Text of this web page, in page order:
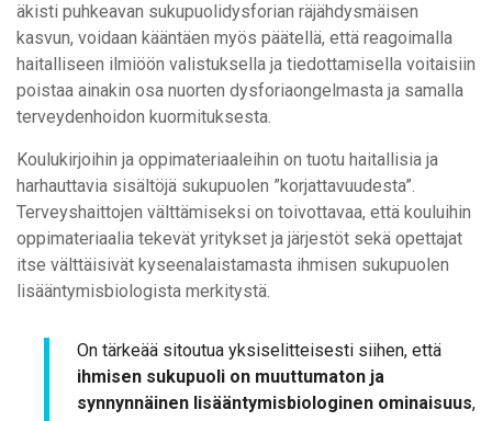
äkisti puhkeavan sukupuolidysforian räjähdysmäisen
kasvun, voidaan kääntäen myös päätellä, että reagoimalla
haitalliseen ilmiöön valistuksella ja tiedottamisella voitaisiin
poistaa ainakin osa nuorten dysforiaongelmasta ja samalla
terveydenhoidon kuormituksesta.
Koulukirjoihin ja oppimateriaaleihin on tuotu haitallisia ja
harhauttavia sisältöjä sukupuolen ”korjattavuudesta”.
Terveyshaittojen välttämiseksi on toivottavaa, että kouluihin
oppimateriaalia tekevät yritykset ja järjestöt sekä opettajat
itse välttäisivät kyseenalaistamasta ihmisen sukupuolen
lisääntymisbiologista merkitystä.
On tärkeää sitoutua yksiselitteisesti siihen, että
ihmisen sukupuoli on muuttumaton ja
synnynnäinen lisääntymisbiologinen ominaisuus,